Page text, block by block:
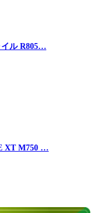
イル R805…
XT M750 …